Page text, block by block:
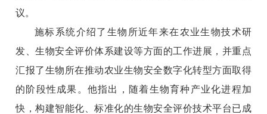
议。
施标系统介绍了生物所近年来在农业生物技术研
发、生物安全评价体系建设等方面的工作进展，并重点
汇报了生物所在推动农业生物安全数字化转型方面取得
的阶段性成果。他指出，随着生物育种产业化进程加
快，构建智能化、标准化的生物安全评价技术平台已成